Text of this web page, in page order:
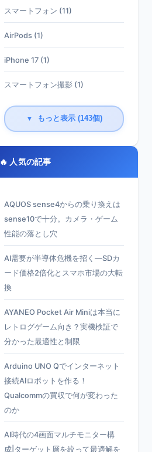
スマートフォン (11)
AirPods (1)
iPhone 17 (1)
スマートフォン撮影 (1)
▼ もっと表示 (143個)
🔥 人気の記事
AQUOS sense4からの乗り換えは
sense10で十分。カメラ・ゲーム
性能の落とし穴
AI需要が半導体危機を招く—SDカ
ード価格2倍化とスマホ市場の大転
換
AYANEO Pocket Air Miniは本当に
レトログゲーム向き？実機検証で
分かった最適性と制限
Arduino UNO Qでインターネット
接続AIロボットを作る！
Qualcommの買収で何が変わった
のか
AI時代の4画面マルチモニター構
成|ターゲット層を絞って最適解を